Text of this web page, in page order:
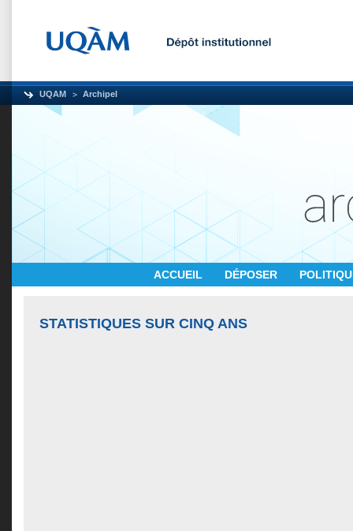
UQAM Archipel
ACCUEIL DÉPOSER
STATISTIQUES SUR CINQ ANS